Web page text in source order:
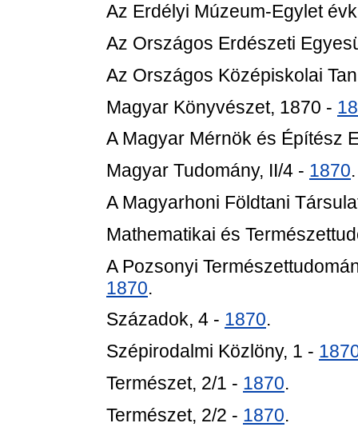
Az Erdélyi Múzeum-Egylet
Az Országos Erdészeti
Az Országos Középiskolai
Magyar Könyvészet, 1870 -
A Magyar Mérnök és Építész
Magyar Tudomány, II/4 - 1870
A Magyarhoni Földtani
Mathematikai és
A Pozsonyi
1870.
Századok, 4 - 1870.
Szépirodalmi Közlöny, 1 -
Természet, 2/1 - 1870.
Természet, 2/2 - 1870.